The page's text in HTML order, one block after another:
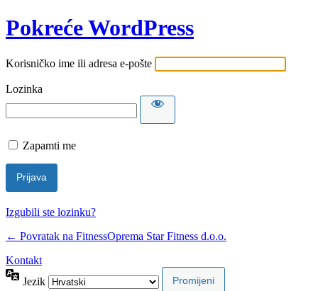
Pokreće WordPress
Korisničko ime ili adresa e-pošte
Lozinka
Zapamti me
Izgubili ste lozinku?
← Povratak na FitnessOprema Star Fitness d.o.o.
Kontakt
Jezik